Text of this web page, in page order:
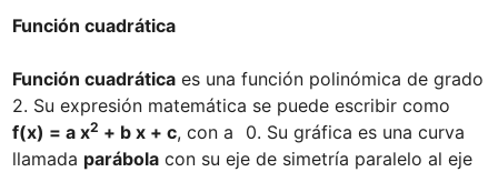
Función cuadrática
Función cuadrática es una función polinómica de grado
f(x) = a x2 + b x + c, con a
0. Su gráfica es una curva
llamada parábola con su eje de simetría paralelo al eje